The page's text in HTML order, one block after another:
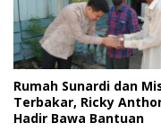
Rumah Sunardi dan
Terbakar, Ricky
Hadir Bawa Bantuan